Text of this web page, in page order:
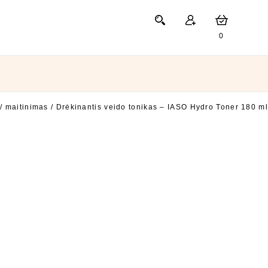
0
maitinimas / Drėkinantis veido tonikas – IASO Hydro Toner 180 ml